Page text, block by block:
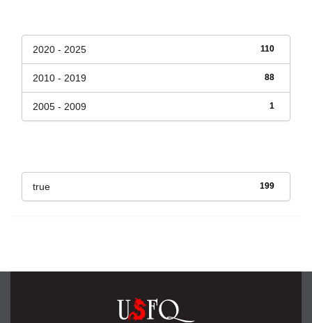
110
2020 - 2025
88
2010 - 2019
1
2005 - 2009
199
true